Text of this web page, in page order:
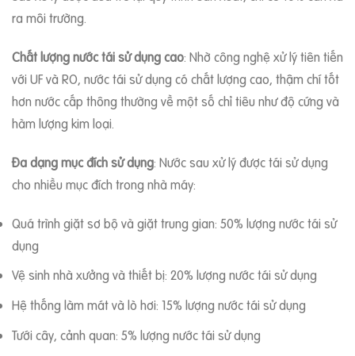
ra môi trường.
Chất lượng nước tái sử dụng cao: Nhờ công nghệ xử lý tiên tiến
với UF và RO, nước tái sử dụng có chất lượng cao, thậm chí tốt
hơn nước cấp thông thường về một số chỉ tiêu như độ cứng và
hàm lượng kim loại.
Đa dạng mục đích sử dụng: Nước sau xử lý được tái sử dụng
cho nhiều mục đích trong nhà máy:
Quá trình giặt sơ bộ và giặt trung gian: 50% lượng nước tái sử
dụng
Vệ sinh nhà xưởng và thiết bị: 20% lượng nước tái sử dụng
Hệ thống làm mát và lò hơi: 15% lượng nước tái sử dụng
Tưới cây, cảnh quan: 5% lượng nước tái sử dụng